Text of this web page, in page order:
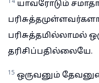
14 யாவரோடும்
பரிசுத்தமில்லாமல்
தரிசிப்பதில்லையே.
15 ஒருவனும்